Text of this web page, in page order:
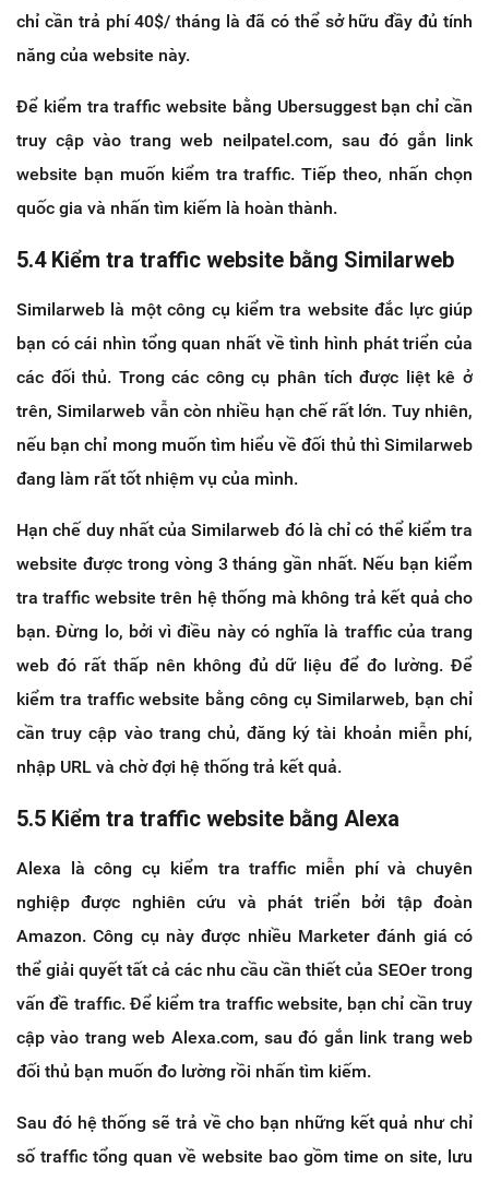
chỉ cần trả phí 40$/ tháng là đã có thể sở hữu đầy đủ tính
năng của website này.
Để kiểm tra traffic website bằng Ubersuggest bạn chỉ cần
truy cập vào trang web neilpatel.com, sau đó gắn link
website bạn muốn kiểm tra traffic. Tiếp theo, nhấn chọn
quốc gia và nhấn tìm kiếm là hoàn thành.
5.4 Kiểm tra traffic website bằng Similarweb
Similarweb là một công cụ kiểm tra website đắc lực giúp
bạn có cái nhìn tổng quan nhất về tình hình phát triển của
các đối thủ. Trong các công cụ phân tích được liệt kê ở
trên, Similarweb vẫn còn nhiều hạn chế rất lớn. Tuy nhiên,
nếu bạn chỉ mong muốn tìm hiểu về đối thủ thì Similarweb
đang làm rất tốt nhiệm vụ của mình.
Hạn chế duy nhất của Similarweb đó là chỉ có thể kiểm tra
website được trong vòng 3 tháng gần nhất. Nếu bạn kiểm
tra traffic website trên hệ thống mà không trả kết quả cho
bạn. Đừng lo, bởi vì điều này có nghĩa là traffic của trang
web đó rất thấp nên không đủ dữ liệu để đo lường. Để
kiểm tra traffic website bằng công cụ Similarweb, bạn chỉ
cần truy cập vào trang chủ, đăng ký tài khoản miễn phí,
nhập URL và chờ đợi hệ thống trả kết quả.
5.5 Kiểm tra traffic website bằng Alexa
Alexa là công cụ kiểm tra traffic miễn phí và chuyên
nghiệp được nghiên cứu và phát triển bởi tập đoàn
Amazon. Công cụ này được nhiều Marketer đánh giá có
thể giải quyết tất cả các nhu cầu cần thiết của SEOer trong
vấn đề traffic. Để kiểm tra traffic website, bạn chỉ cần truy
cập vào trang web Alexa.com, sau đó gắn link trang web
đối thủ bạn muốn đo lường rồi nhấn tìm kiếm.
Sau đó hệ thống sẽ trả về cho bạn những kết quả như chỉ
số traffic tổng quan về website bao gồm time on site, lưu